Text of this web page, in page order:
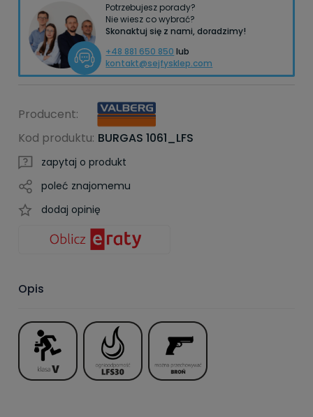
Potrzebujesz porady?
Nie wiesz co wybrać?
Skonaktuj się z nami, doradzimy!
+48 881 650 850 lub
kontakt@sejfysklep.com
Producent:
Kod produktu: BURGAS 1061_LFS
zapytaj o produkt
poleć znajomemu
dodaj opinię
Opis